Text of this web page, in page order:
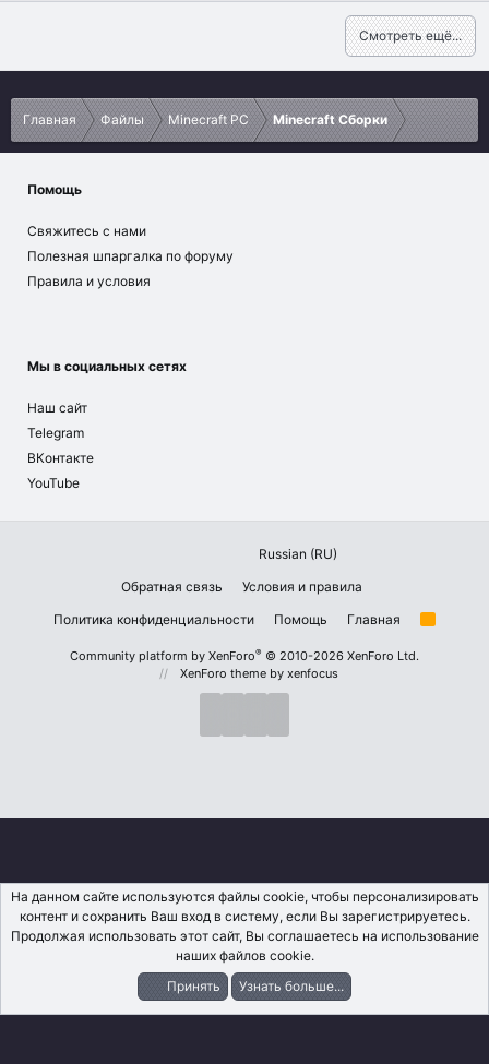
Смотреть ещё...
Главная Файлы Minecraft PC Minecraft Сборки
Помощь
Свяжитесь с нами
Полезная шпаргалка по форуму
Правила и условия
Мы в социальных сетях
Наш сайт
Telegram
ВКонтакте
YouTube
Russian (RU)
Обратная связь
Условия и правила
Политика конфиденциальности
Помощь Главная
R
Community platform by XenForo® © 2010-2026 XenForo Ltd.
XenForo theme by xenfocus
Что Нового? Вход Регистрация
На данном сайте используются файлы cookie, чтобы персонализировать
контент и сохранить Ваш вход в систему, если Вы зарегистрируетесь.
Продолжая использовать этот сайт, Вы соглашаетесь на использование
наших файлов cookie.
Принять
Узнать больше...